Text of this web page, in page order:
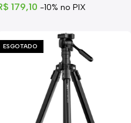
179,10 -10% no PIX
ESGOTADO